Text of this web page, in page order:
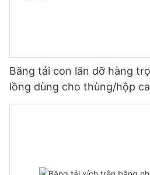
Băng tải con lăn dỡ hàng
lồng dùng cho thùng/hộp